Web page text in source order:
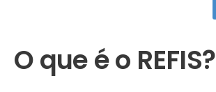
O que é o REFIS?